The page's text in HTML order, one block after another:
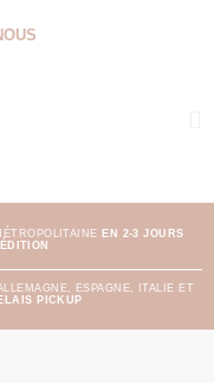
EN 2-3 JOURS
ESPAGNE, ITALIE ET
PICKUP